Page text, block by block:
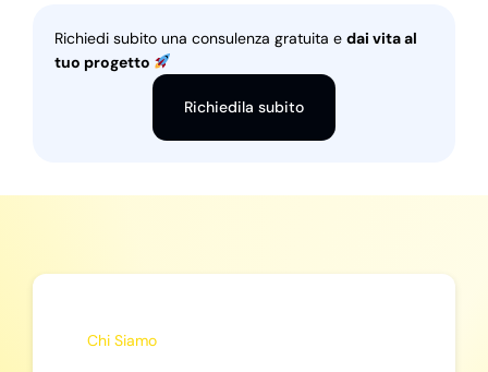
Richiedi subito una consulenza gratuita e dai vita al
tuo progetto
Richiedila subito
Chi Siamo